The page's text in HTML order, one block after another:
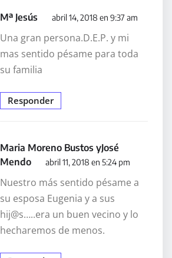
Mª Jesús abril 14, 2018 en 9:37 am
Una gran persona.D.E.P. y mi
mas sentido pésame para toda
su familia
Responder
Maria Moreno Bustos yJosé
Mendo
abril 11, 2018 en 5:24 pm
Nuestro más sentido pésame a
su esposa Eugenia y a sus
hij@s…..era un buen vecino y lo
hecharemos de menos.